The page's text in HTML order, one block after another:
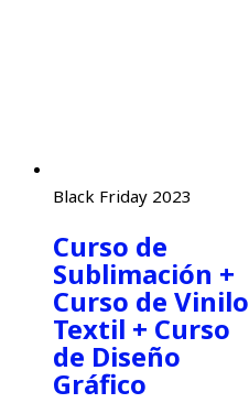
Black Friday 2023
Curso de
Sublimación +
Curso de Vinilo
Textil + Curso
de Diseño
Gráfico